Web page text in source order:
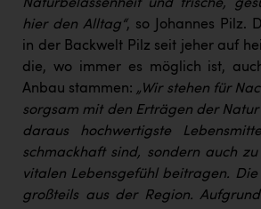
Naturbelassenheit und frische,
hier den Alltag“, so Johannes Pilz.
in der Backwelt Pilz seit jeher auf
die, wo immer es möglich ist,
Anbau stammen: „Wir stehen für
sorgsam mit den Erträgen der
daraus hochwertigste
schmackhaft sind, sondern auch
vitalen Lebensgefühl beitragen.
großteils aus der Region.